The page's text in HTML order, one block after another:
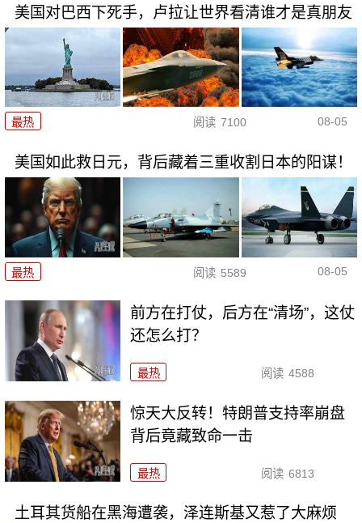
美国对巴西下死手，卢拉让世界看清谁才是真朋友
最热 阅读 7100 08-05
美国如此救日元，背后藏着三重收割日本的阳谋！
最热 阅读 5589 08-05
前方在打仗，后方在“清场”，这仗
还怎么打？
最热 阅读 4588
惊天大反转！特朗普支持率崩盘
背后竟藏致命一击
最热 阅读 6813
土耳其货船在黑海遭袭，泽连斯基又惹了大麻烦